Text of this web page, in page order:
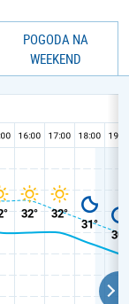
POGODA NA
WEEKEND